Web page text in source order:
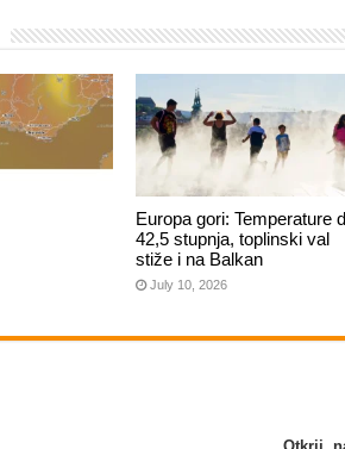
Europa gori: Temperature
42,5 stupnja, toplinski val
stiže i na Balkan
July 10, 2026